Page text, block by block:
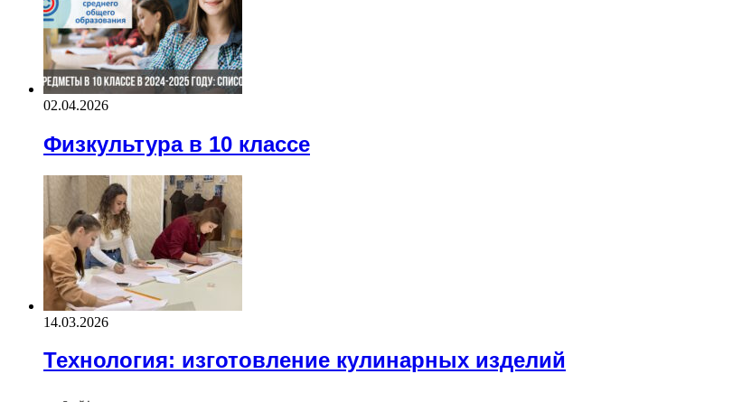
02.04.2026
Физкультура в 10 классе
14.03.2026
Технология: изготовление кулинарных изделий